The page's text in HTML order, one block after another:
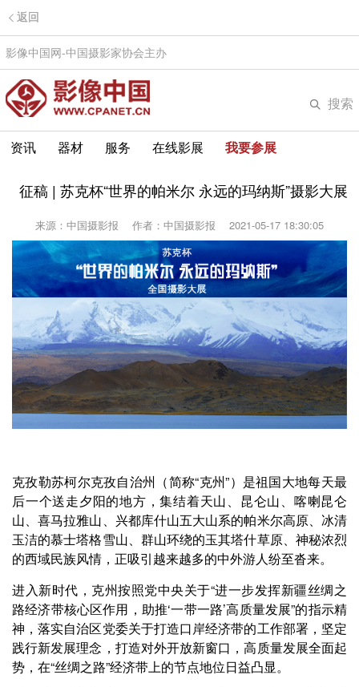
返回
影像中国网-中国摄影家协会主办
搜索
资讯 器材 服务 在线影展 我要参展
征稿 | 苏克杯“世界的帕米尔 永远的玛纳斯”摄影大展
来源：中国摄影报 作者：中国摄影报 2021-05-17 18:30:05
克孜勒苏柯尔克孜自治州（简称“克州”）是祖国大地每天最
后一个送走夕阳的地方，集结着天山、昆仑山、喀喇昆仑
山、喜马拉雅山、兴都库什山五大山系的帕米尔高原、冰清
玉洁的慕士塔格雪山、群山环绕的玉其塔什草原、神秘浓烈
的西域民族风情，正吸引越来越多的中外游人纷至沓来。
进入新时代，克州按照党中央关于“进一步发挥新疆丝绸之
路经济带核心区作用，助推‘一带一路’高质量发展”的指示精
神，落实自治区党委关于打造口岸经济带的工作部署，坚定
践行新发展理念，打造对外开放新窗口，高质量发展全面起
势，在“丝绸之路”经济带上的节点地位日益凸显。